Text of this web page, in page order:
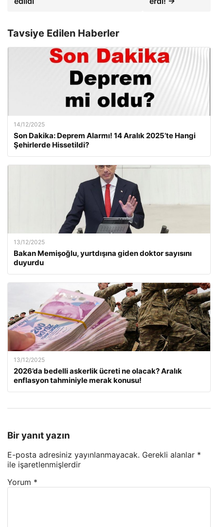
Tavsiye Edilen Haberler
14/12/2025
Son Dakika: Deprem Alarmı! 14 Aralık 2025’te Hangi
Şehirlerde Hissetildi?
13/12/2025
Bakan Memişoğlu, yurtdışına giden doktor sayısını
duyurdu
13/12/2025
2026’da bedelli askerlik ücreti ne olacak? Aralık
enflasyon tahminiyle merak konusu!
Bir yanıt yazın
E-posta adresiniz yayınlanmayacak. Gerekli alanlar *
ile işaretlenmişlerdir
Yorum *